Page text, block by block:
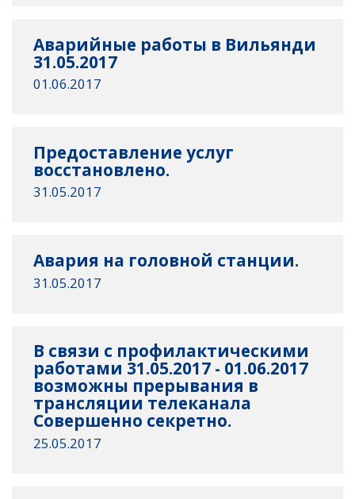
Аварийные работы в Вильянди
31.05.2017
01.06.2017
Предоставление услуг
восстановлено.
31.05.2017
Авария на головной станции.
31.05.2017
В связи с профилактическими
работами 31.05.2017 - 01.06.2017
возможны прерывания в
трансляции телеканала
Совершенно секретно.
25.05.2017